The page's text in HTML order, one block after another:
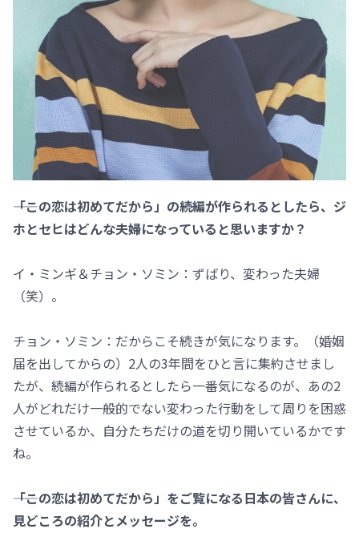
――「この恋は初めてだから」の続編が作られるとしたら、ジ
ホとセヒはどんな夫婦になっていると思いますか？
イ・ミンギ＆チョン・ソミン：ずばり、変わった夫婦
（笑）。
チョン・ソミン：だからこそ続きが気になります。（婚姻
届を出してからの）2人の3年間をひと言に集約させまし
たが、続編が作られるとしたら一番気になるのが、あの2
人がどれだけ一般的でない変わった行動をして周りを困惑
させているか、自分たちだけの道を切り開いているかです
ね。
――「この恋は初めてだから」をご覧になる日本の皆さんに、
見どころの紹介とメッセージを。